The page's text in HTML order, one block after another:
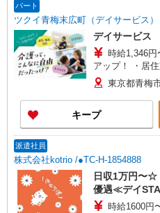
パート
ツクイ青梅末広町（デイサービス）
デイサービス
時給1,346円〜1,567円 ★
アップ！ ・居
給与幅は資格・
東京都青梅
キープ
派遣社員
株式会社kotrio /●TC-H-1854888
日収1万円〜☆
優遇≪デイ
時給1600円